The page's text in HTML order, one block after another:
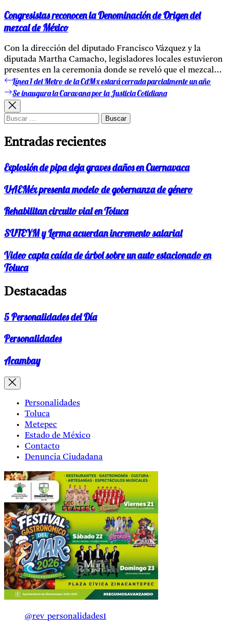
Congresistas reconocen la Denominación de Origen del
mezcal de México
Con la dirección del diputado Francisco Vázquez y la
diputada Martha Camacho, legisladores locales estuvieron
presentes en la ceremonia donde se reveló que el mezcal...
Navegación
de
entradas
Entrada
anterior:
Línea 1 del Metro de la CdMx estará cerrada parcialmente un año
Entrada
siguiente:
Se inaugura la Caravana por la Justicia Cotidiana
Buscar:
Entradas recientes
Explosión de pipa deja graves daños en Cuernavaca
UAEMéx presenta modelo de gobernanza de género
Rehabilitan circuito vial en Toluca
SUTEYM y Lerma acuerdan incremento salarial
Video capta caída de árbol sobre un auto estacionado en
Toluca
Destacadas
5 Personalidades del Día
Personalidades
Acambay
Personalidades
Toluca
Metepec
Estado de México
Contacto
Denuncia Ciudadana
@rev_personalidades1